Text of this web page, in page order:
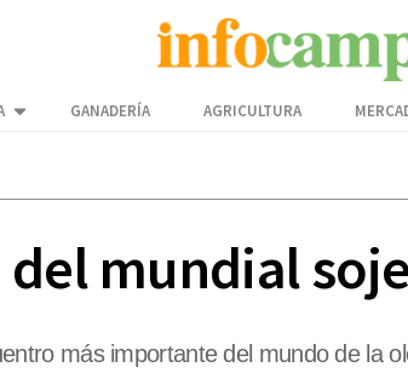
GANADERÍA AGRICULTURA
mundial
más importante del mundo de la